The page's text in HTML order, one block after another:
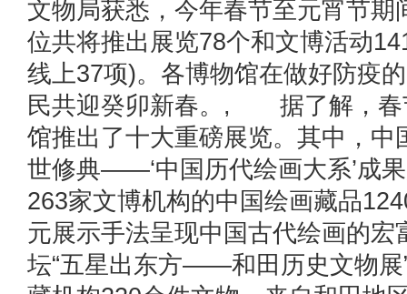
文物局获悉，今年春节至元宵节期
位共将推出展览78个和文博活动
线上37项)。各博物馆在做好防疫
民共迎癸卯新春。, 据了解，春
馆推出了十大重磅展览。其中，中
世修典——‘中国历代绘画大系’成
263家文博机构的中国绘画藏品
元展示手法呈现中国古代绘画的宏
坛“五星出东方——和田历史文物展